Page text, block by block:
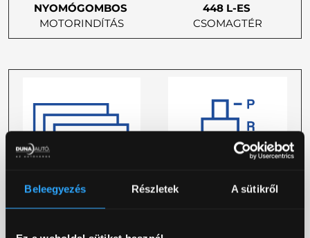
Beleegyezés Részletek A sütikről
NYOMÓGOMBOS
MOTORINDÍTÁS
448 L-ES
CSOMAGTÉR
LEBEGŐ